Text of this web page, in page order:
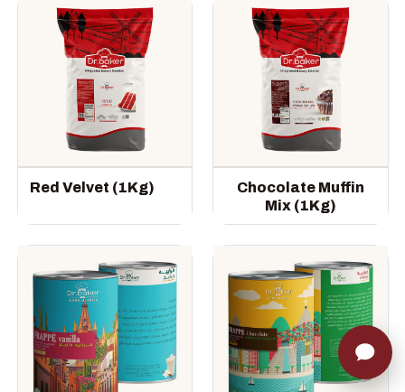
Red Velvet (1Kg)
Chocolate Muffin
Mix (1Kg)